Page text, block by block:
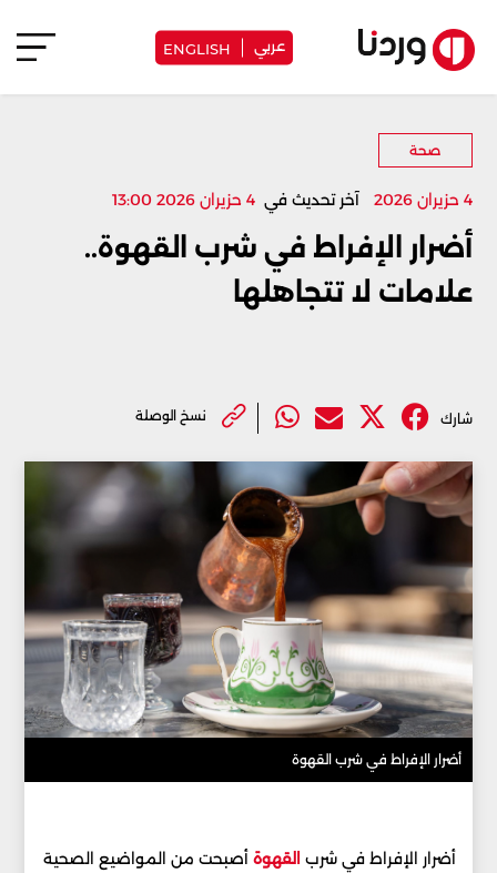
عربي ENGLISH
صحة
4 حزيران 2026 آخر تحديث في 4 حزيران 2026 13:00
أضرار الإفراط في شرب القهوة..
علامات لا تتجاهلها
شارك نسخ الوصلة
أضرار الإفراط في شرب القهوة
أضرار الإفراط في شرب القهوة أصبحت من المواضيع الصحية